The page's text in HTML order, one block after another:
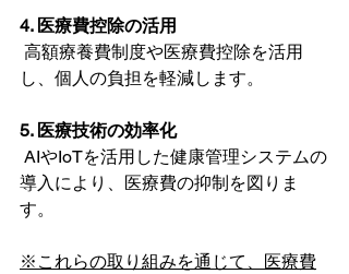
4. 医療費控除の活用
し、個人の負担を軽減します。
5. 医療技術の効率化
導入により、医療費の抑制を図りま
す。
※これらの取り組みを通じて、医療費